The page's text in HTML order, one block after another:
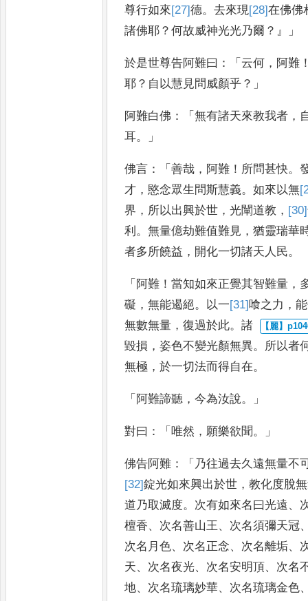
尊行如來[27]德。去來現[28]在佛佛
諸佛耶 ？何故威神光光乃爾 ？』」
於是世尊告阿難曰 ： 「 云何 ， 阿難
耶 ？ 自以慧見問威顏乎 ？」
阿難白佛 ：「無有諸天來教我者 ，
耳。」
佛言 ：「善哉 ， 阿難 ！ 所問甚快。
才 ， 愍念眾生 問斯慧義。如來以無
界 ， 所以出興於世 ，光闡道教 ， [30]
利 。無量億劫難值難見 ，猶靈瑞華
者多所饒益 ， 開化一切諸天人 民。
「 阿難 ！當知如來正覺其智難量 ，
礙 ，無能遏絕。 以一[31]喰之力 ，能
無數無量 ，復過於此。諸
毀損 ，姿色不變光顏無異。 所以者
無極 ，於一切法而得自在。
「 阿難諦聽 ，今為汝說。」
對曰 ：「唯然 ， 願樂欲聞。」
佛告阿難 ：「 乃往過去久遠無量不
[32]錠光如來興出於世 ，教化度脫無
道乃取滅度。 次有如來名 曰光遠、
檀香、 次名善山王、 次名須彌天冠
次名 月色、 次名正念、 次名離垢、
天、 次名夜光、 次名安明頂 、 次名
地、 次名琉璃妙華、 次名琉璃金色